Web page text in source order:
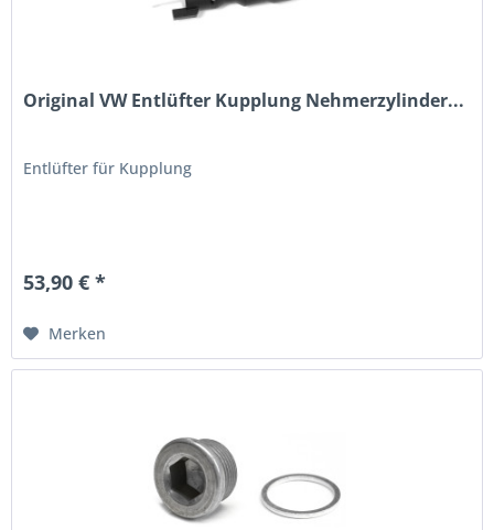
Original VW Entlüfter Kupplung Nehmerzylinder...
Entlüfter für Kupplung
53,90 € *
Merken